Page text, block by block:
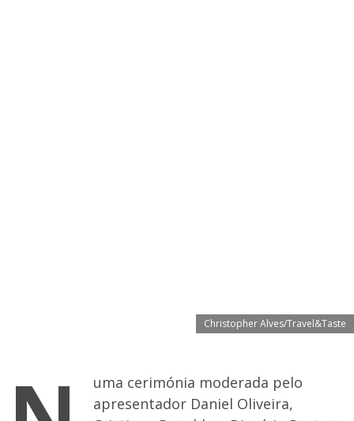
Christopher Alves/Travel&Taste
uma cerimónia moderada pelo
apresentador Daniel Oliveira,